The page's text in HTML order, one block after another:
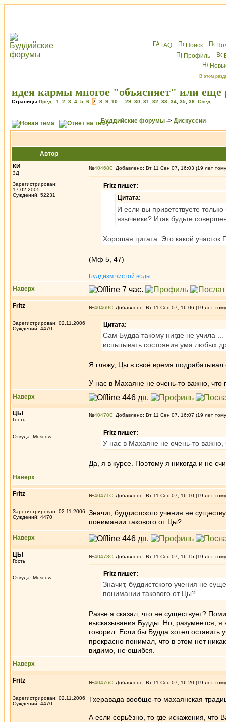
FAQ Поиск
Профиль
В этом
идея кармы многое "объясняет" или еще
Страницы Пред. 1 2 3 4 5 6 7 8 9 10 29 30 31 32 33 34 35 36 След.
Буддийские форумы -> Дискуссии
Автор
КИ
3Д
Зарегистрирован:
17.02.2005
Суждений: 52231
№40468 Добавлено: Вт 11 Сен 07, 16:03 (19 лет
Fritz пишет:
Цитата:
И если вы приветствуете
язычники? Итак будьте
Хорошая цитата. Это какой участок
(Мф 5, 47)
Буддизм чистой воды
Наверх
Fritz
Зарегистрирован: 02.11.2006
Суждений: 4470
№40469 Добавлено: Вт 11 Сен 07, 16:06 (19 лет
Цитата:
Сам Будда такому нигде не учила ...
испытывать состояния ума любых
Я гляжу, Цы в своё время
У нас в Махаяне не очень-то важно, что
Наверх
ЦЫ
Гость
Откуда: Moscow
№40470 Добавлено: Вт 11 Сен 07, 16:07 (19 лет
Fritz пишет:
У нас в Махаяне не очень-то важно,
Да, я в курсе. Поэтому я никогда и не
Наверх
Fritz
Зарегистрирован: 02.11.2006
Суждений: 4470
№40471 Добавлено: Вт 11 Сен 07, 16:10 (19 лет
Значит, буддистского учения не
понимании такового от Цы?
Наверх
ЦЫ
Гость
Откуда: Moscow
№40473 Добавлено: Вт 11 Сен 07, 16:15 (19 лет
Fritz пишет:
Значит, буддистского учения не
понимании такового от Цы?
Разве я сказал, что не существует?
высказывания Будды. Но, разумеется, я
говорил. Если бы Будда хотел
прекрасно понимал, что в этом нет
видимо, не ошибся.
Наверх
Fritz
Зарегистрирован: 02.11.2006
Суждений: 4470
№40476 Добавлено: Вт 11 Сен 07, 16:20 (19 лет
Тхеравада вообще-то махаянская
А если серьёзно, то где искажения, что